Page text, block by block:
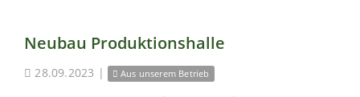
Neubau Produktionshalle
28.09.2023 | Aus unserem Betrieb